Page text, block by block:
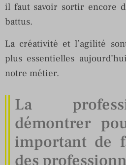
il faut savoir sortir encore
battus.
La créativité et l’agilité
plus essentielles
notre métier.
La
démontrer
important de
des